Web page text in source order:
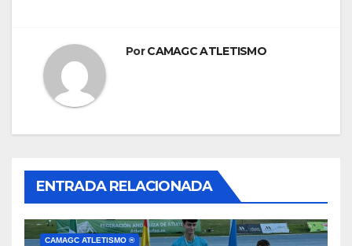
PorCAMAGC ATLETISMO
ENTRADA RELACIONADA
CAMAGC ATLETISMO ®